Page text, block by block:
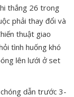
thắng 26 trong
phải thay đổi và
thuật giao
tình huống khó
lên lưới ở set
dẫn trước 3-